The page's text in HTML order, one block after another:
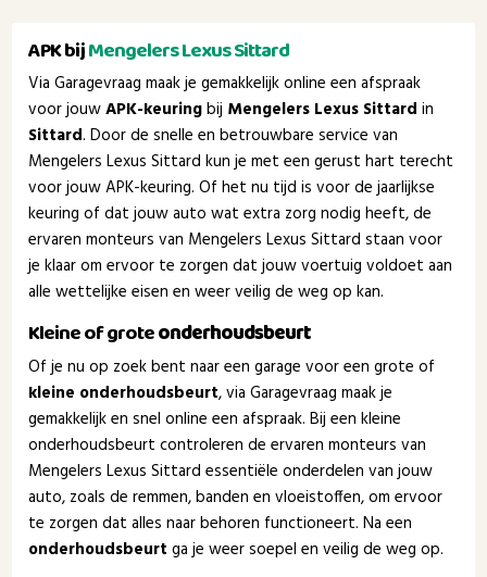
APK bijMengelers Lexus Sittard
Via Garagevraag maak je gemakkelijk online een afspraak
voor jouwAPK-keuringbij Mengelers Lexus Sittardin
Sittard. Door de snelle en betrouwbare service van
Mengelers Lexus Sittard kun je met een gerust hart terecht
voor jouw APK-keuring. Of het nu tijd is voor de jaarlijkse
keuring of dat jouw auto wat extra zorg nodig heeft, de
ervaren monteurs van Mengelers Lexus Sittard staan voor
je klaar om ervoor te zorgen dat jouw voertuig voldoet aan
alle wettelijke eisen en weer veilig de weg op kan.
Kleine of groteonderhoudsbeurt
Of je nu op zoek bent naar een garage voor een grote of
kleine onderhoudsbeurt, via Garagevraag maak je
gemakkelijk en snel online een afspraak. Bij een kleine
onderhoudsbeurt controleren de ervaren monteurs van
Mengelers Lexus Sittard essentiële onderdelen van jouw
auto, zoals de remmen, banden en vloeistoffen, om ervoor
te zorgen dat alles naar behoren functioneert. Na een
onderhoudsbeurt ga je weer soepel en veilig de weg op.